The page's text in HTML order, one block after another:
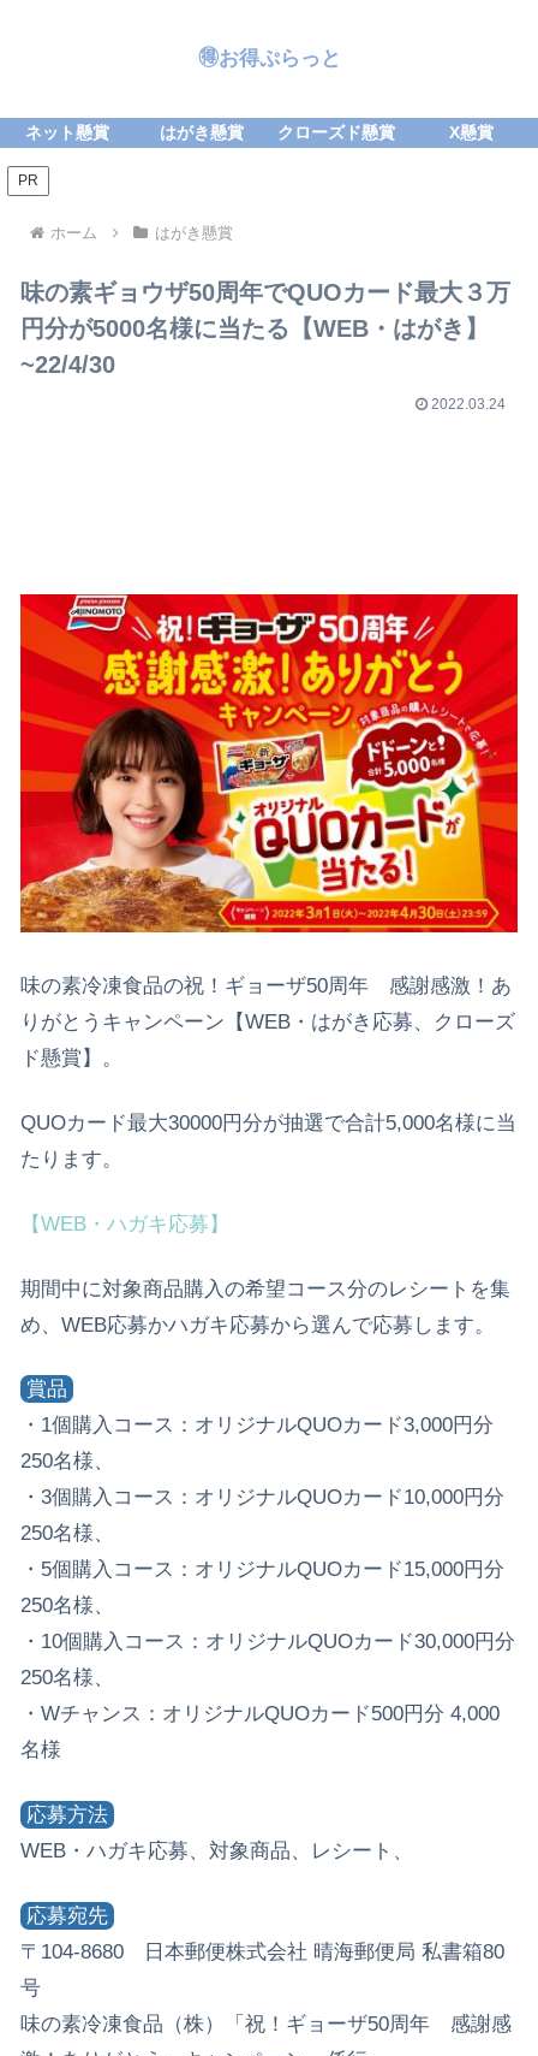
🉐お得ぷらっと
ネット懸賞 はがき懸賞 クローズド懸賞 X懸賞
PR
ホーム はがき懸賞
味の素ギョウザ50周年でQUOカード最大３万
円分が5000名様に当たる【WEB・はがき】
~22/4/30
2022.03.24
味の素冷凍食品の祝！ギョーザ50周年 感謝感激！あ
りがとうキャンペーン【WEB・はがき応募、クローズ
ド懸賞】。
QUOカード最大30000円分が抽選で合計5,000名様に当
たります。
【WEB・ハガキ応募】
期間中に対象商品購入の希望コース分のレシートを集
め、WEB応募かハガキ応募から選んで応募します。
賞品
・1個購入コース：オリジナルQUOカード3,000円分
250名様、
・3個購入コース：オリジナルQUOカード10,000円分
250名様、
・5個購入コース：オリジナルQUOカード15,000円分
250名様、
・10個購入コース：オリジナルQUOカード30,000円分
250名様、
・Wチャンス：オリジナルQUOカード500円分 4,000
名様
応募方法
WEB・ハガキ応募、対象商品、レシート、
応募宛先
〒104-8680 日本郵便株式会社 晴海郵便局 私書箱80
号
味の素冷凍食品（株）「祝！ギョーザ50周年 感謝感